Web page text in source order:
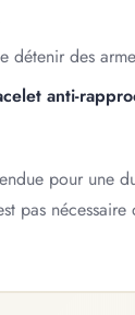
détenir des
anti-
pour une
pas